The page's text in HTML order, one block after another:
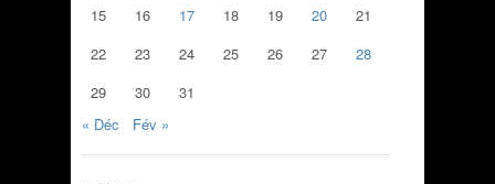
15
16 17 18 19 20
21
22
23 24 25 26 27
28
29
30
31
« Déc
Fév »